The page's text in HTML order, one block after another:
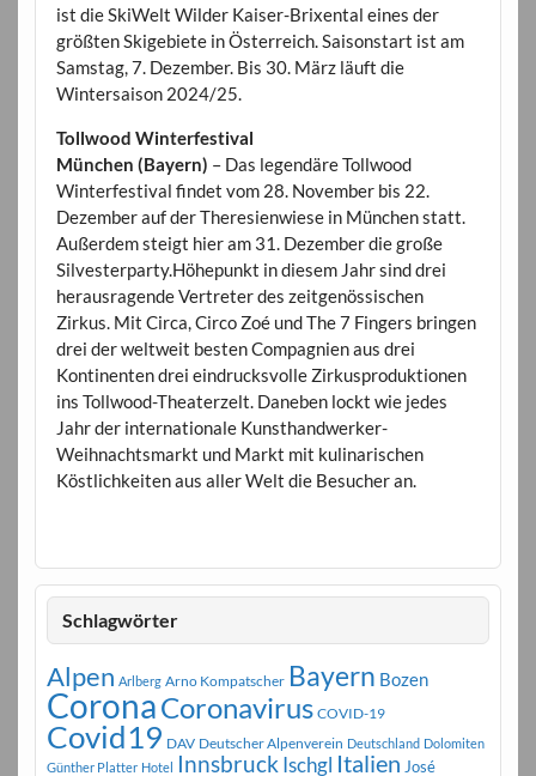
ist die SkiWelt Wilder Kaiser-Brixental eines der
größten Skigebiete in Österreich. Saisonstart ist am
Samstag, 7. Dezember. Bis 30. März läuft die
Wintersaison 2024/25.
Tollwood Winterfestival
München (Bayern) – Das legendäre Tollwood
Winterfestival findet vom 28. November bis 22.
Dezember auf der Theresienwiese in München statt.
Außerdem steigt hier am 31. Dezember die große
Silvesterparty.Höhepunkt in diesem Jahr sind drei
herausragende Vertreter des zeitgenössischen
Zirkus. Mit Circa, Circo Zoé und The 7 Fingers bringen
drei der weltweit besten Compagnien aus drei
Kontinenten drei eindrucksvolle Zirkusproduktionen
ins Tollwood-Theaterzelt. Daneben lockt wie jedes
Jahr der internationale Kunsthandwerker-
Weihnachtsmarkt und Markt mit kulinarischen
Köstlichkeiten aus aller Welt die Besucher an.
Schlagwörter
Alpen Arlberg Arno Kompatscher Bayern Bozen
CoronaCoronavirus COVID-19
Covid19 DAV Deutscher Alpenverein Deutschland Dolomiten
Günther Platter Hotel Innsbruck Ischgl Italien José